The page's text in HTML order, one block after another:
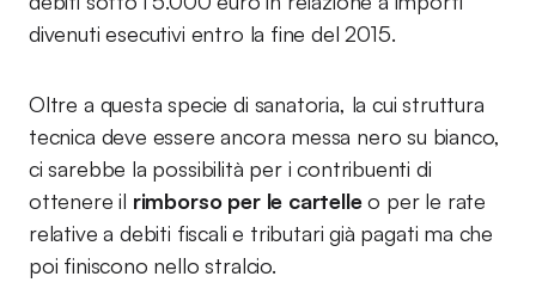
divenuti esecutivi entro la fine del 2015.
Oltre a questa specie di sanatoria, la cui struttura
tecnica deve essere ancora messa nero su bianco,
ci sarebbe la possibilità per i contribuenti di
ottenere il rimborso per le cartelleo per le rate
relative a debiti fiscali e tributari già pagati ma che
poi finiscono nello stralcio.